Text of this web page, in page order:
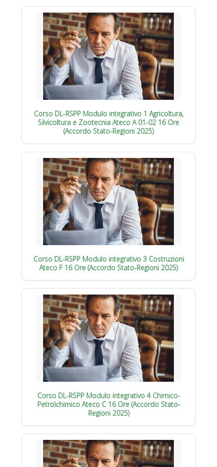
Corso DL-RSPP Modulo integrativo 1 Agricoltura,
Silvicoltura e Zootecnia Ateco A 01-02 16 Ore
(Accordo Stato-Regioni 2025)
Corso DL-RSPP Modulo integrativo 3 Costruzioni
Ateco F 16 Ore (Accordo Stato-Regioni 2025)
Corso DL-RSPP Modulo integrativo 4 Chimico-
Petrolchimico Ateco C 16 Ore (Accordo Stato-
Regioni 2025)